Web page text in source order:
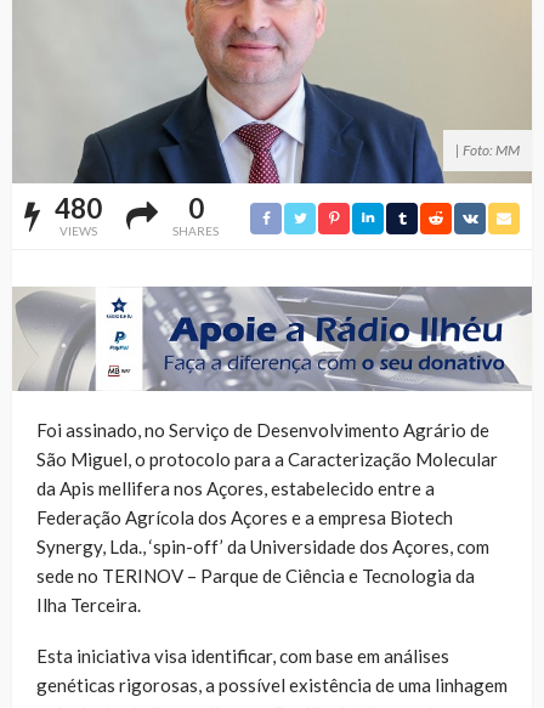
| Foto: MM
480
VIEWS
0
SHARES
Foi assinado, no Serviço de Desenvolvimento Agrário de
São Miguel, o protocolo para a Caracterização Molecular
da Apis mellifera nos Açores, estabelecido entre a
Federação Agrícola dos Açores e a empresa Biotech
Synergy, Lda., ‘spin-off’ da Universidade dos Açores, com
sede no TERINOV – Parque de Ciência e Tecnologia da
Ilha Terceira.
Esta iniciativa visa identificar, com base em análises
genéticas rigorosas, a possível existência de uma linhagem